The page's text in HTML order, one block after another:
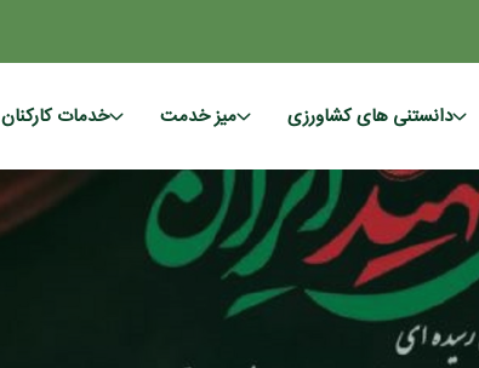
دانستنی های کشاورزی میز خدمت خدمات کارکنان